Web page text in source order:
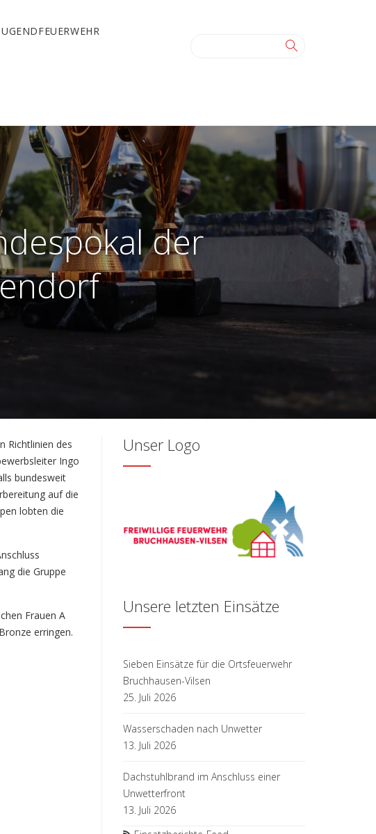
der
Richtlinien des
Ingo
bundesweit
auf die
lobten die
die Gruppe
Frauen A
erringen.
Unser Logo
Unsere letzten Einsätze
Sieben Einsätze für die Ortsfeuerwehr
Bruchhausen-Vilsen
25. Juli 2026
Wasserschaden nach Unwetter
13. Juli 2026
Dachstuhlbrand im Anschluss einer
Unwetterfront
13. Juli 2026